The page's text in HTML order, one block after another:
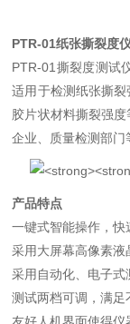
PTR-01纸张撕裂度
PTR-01撕裂度测试
适用于检测纸张撕
胶片状材料撕裂强
企业、质量检测部门
产品特点
一键式智能操作，
采用大屏幕高像素
采用自动化、电子
测试两档可调，满足